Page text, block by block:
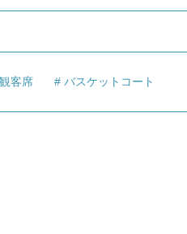
観客席 バスケットコート